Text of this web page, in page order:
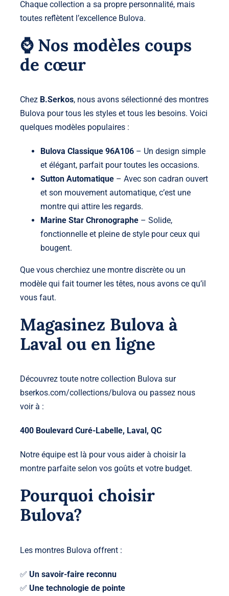
Chaque collection a sa propre personnalité, mais
toutes reflètent l’excellence Bulova.
⌚ Nos modèles coups
de cœur
Chez B.Serkos, nous avons sélectionné des montres
Bulova pour tous les styles et tous les besoins. Voici
quelques modèles populaires :
Bulova Classique 96A106– Un design simple
et élégant, parfait pour toutes les occasions.
Sutton Automatique– Avec son cadran ouvert
et son mouvement automatique, c’est une
montre qui attire les regards.
Marine Star Chronographe– Solide,
fonctionnelle et pleine de style pour ceux qui
bougent.
Que vous cherchiez une montre discrète ou un
modèle qui fait tourner les têtes, nous avons ce qu’il
vous faut.
Magasinez Bulova à
Laval ou en ligne
Découvrez toute notre collection Bulova sur
bserkos.com/collections/bulova ou passez nous
voir à :
400 Boulevard Curé-Labelle, Laval, QC
Notre équipe est là pour vous aider à choisir la
montre parfaite selon vos goûts et votre budget.
Pourquoi choisir
Bulova?
Les montres Bulova offrent :
✅ Un savoir-faire reconnu
✅ Une technologie de pointe